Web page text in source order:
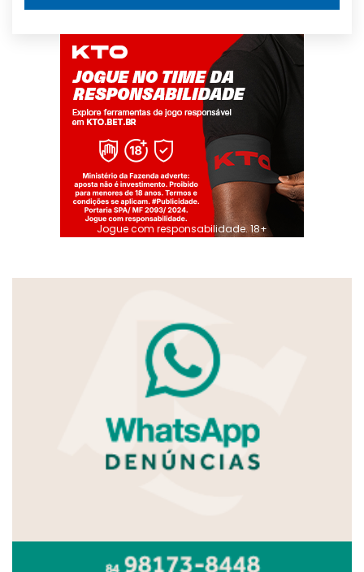
Jogue com responsabilidade. 18+